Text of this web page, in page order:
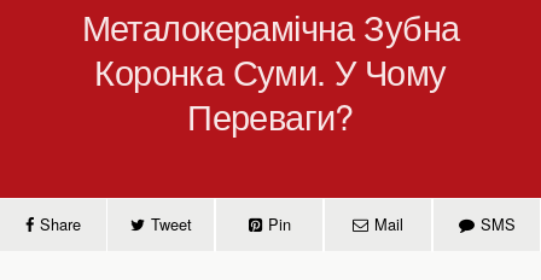
Металокерамічна Зубна
Коронка Суми. У Чому
Переваги?
Share Tweet Pin Mail SMS